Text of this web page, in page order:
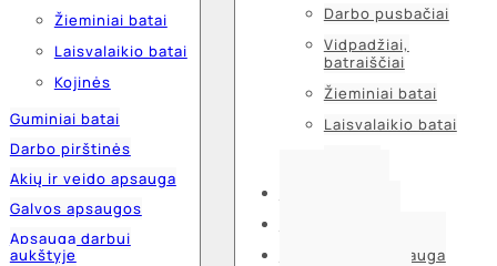
Žieminiai batai
Laisvalaikio batai
Kojinės
Guminiai batai
Darbo pirštinės
Akių ir veido apsauga
Galvos apsaugos
Apsauga darbui
aukštyje
Darbo pusbačiai
Vidpadžiai,
batraiščiai
Žieminiai batai
Laisvalaikio batai
Akių ir veido apsauga